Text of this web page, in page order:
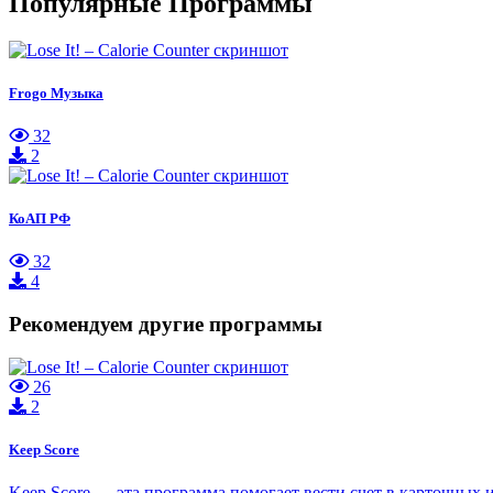
Frogo Музыка
32
2
КоАП РФ
32
4
Рекомендуем другие программы
26
2
Keep Score